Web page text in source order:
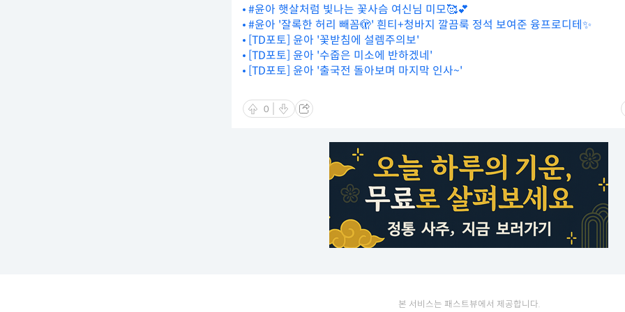
#윤아 햇살처럼 빛나는 꽃사슴 여신님 미모🥰💕
#윤아 '잘록한 허리 빼꼼🫣' 흰티+청바지 깔끔룩 정석 보여준 융프로디테✨
[TD포토] 윤아 '꽃받침에 설렘주의보'
[TD포토] 윤아 '수줍은 미소에 반하겠네'
[TD포토] 윤아 '출국전 돌아보며 마지막 인사~'
0
본 서비스는 패스트뷰에서 제공합니다.